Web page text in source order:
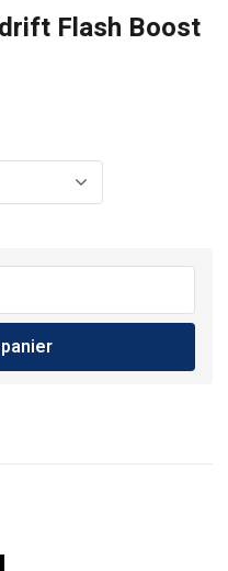
Flash Boost